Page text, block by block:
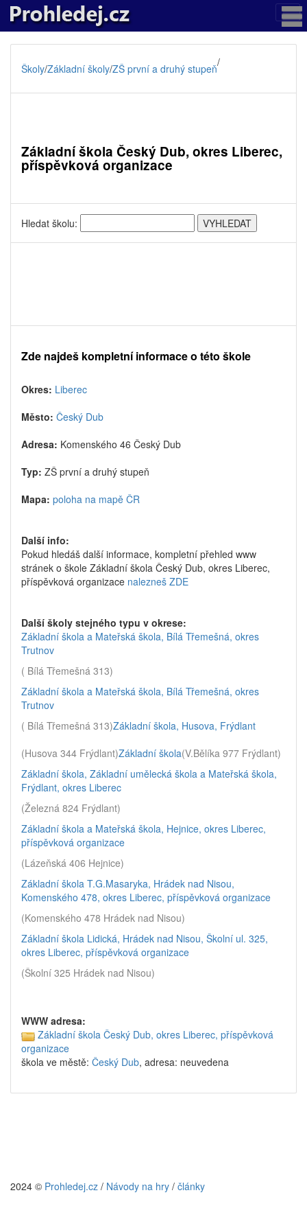
Školy/Základní školy/ZŠ první a druhý stupeň/
Základní škola Český Dub, okres Liberec,
příspěvková organizace
Hledat školu:
Zde najdeš kompletní informace o této škole
Okres: Liberec
Město: Český Dub
Adresa: Komenského 46 Český Dub
Typ: ZŠ první a druhý stupeň
Mapa: poloha na mapě ČR
Další info:
Pokud hledáš další informace, kompletní přehled www
stránek o škole Základní škola Český Dub, okres Liberec,
příspěvková organizace nalezneš ZDE
Další školy stejného typu v okrese:
Základní škola a Mateřská škola, Bílá Třemešná, okres
Trutnov
( Bílá Třemešná 313)
Základní škola a Mateřská škola, Bílá Třemešná, okres
Trutnov
( Bílá Třemešná 313)Základní škola, Husova, Frýdlant
(Husova 344 Frýdlant)Základní škola(V.Bělíka 977 Frýdlant)
Základní škola, Základní umělecká škola a Mateřská škola,
Frýdlant, okres Liberec
(Železná 824 Frýdlant)
Základní škola a Mateřská škola, Hejnice, okres Liberec,
příspěvková organizace
(Lázeňská 406 Hejnice)
Základní škola T.G.Masaryka, Hrádek nad Nisou,
Komenského 478, okres Liberec, příspěvková organizace
(Komenského 478 Hrádek nad Nisou)
Základní škola Lidická, Hrádek nad Nisou, Školní ul. 325,
okres Liberec, příspěvková organizace
(Školní 325 Hrádek nad Nisou)
WWW adresa:
Základní škola Český Dub, okres Liberec, příspěvková
organizace
škola ve městě: Český Dub, adresa: neuvedena
2024 © Prohledej.cz / Návody na hry / články